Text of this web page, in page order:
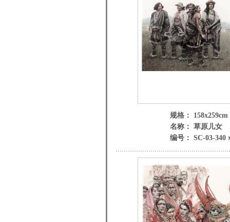
规格： 158x259cm
名称： 草原儿女
编号： SC-03-340